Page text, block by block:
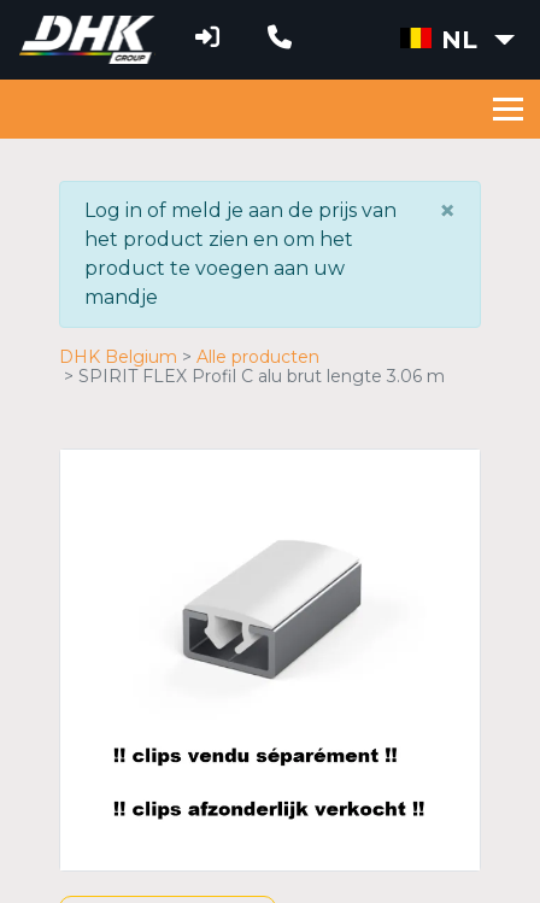
NL
×
Log in of meld je aan de prijs van
het product zien en om het
product te voegen aan uw
mandje
DHK Belgium
Alle producten
SPIRIT FLEX Profil C alu brut lengte 3.06 m